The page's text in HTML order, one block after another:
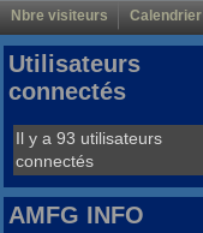
Nbre visiteurs Calendrier
Utilisateurs
connectés
Il y a 93 utilisateurs
connectés
AMFG INFO